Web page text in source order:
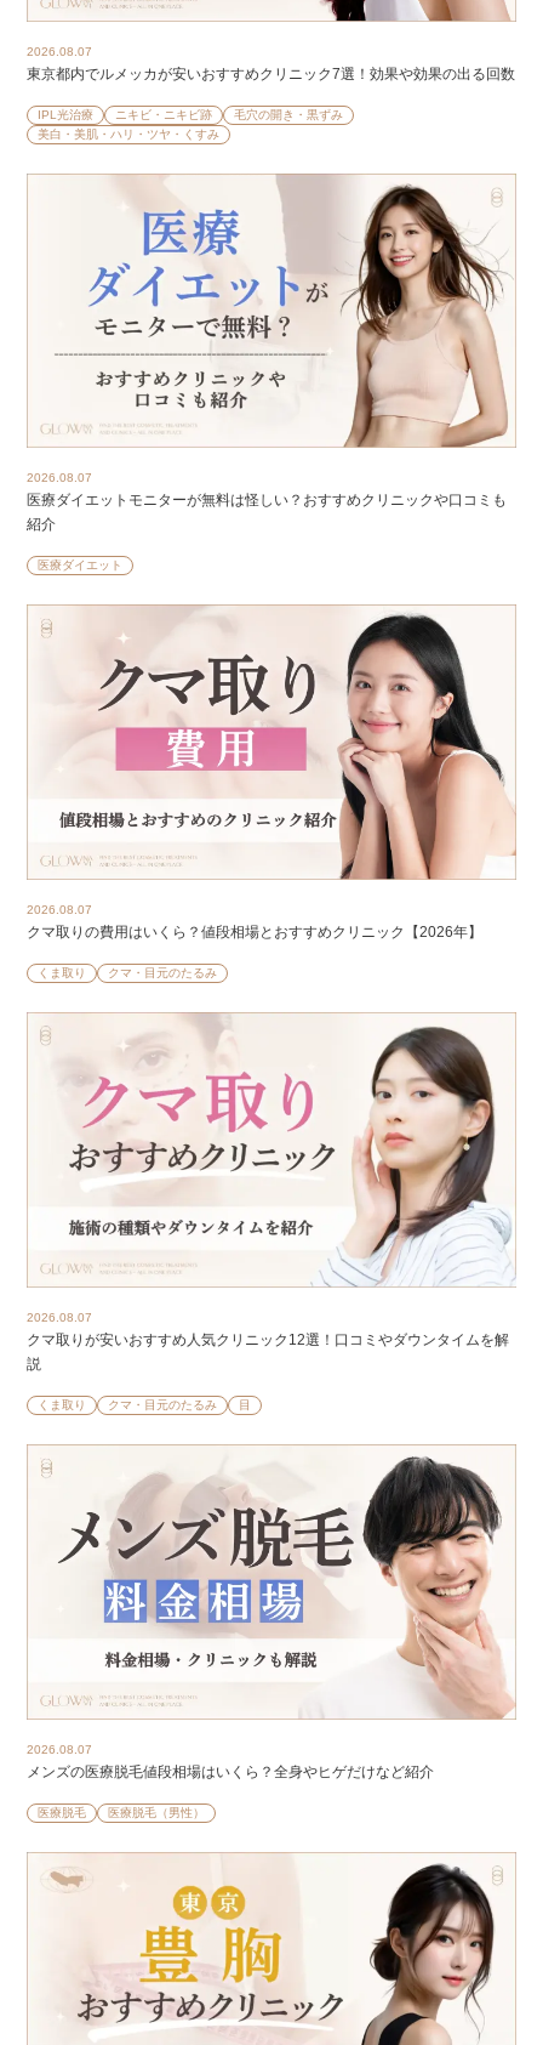
2026.08.07
東京都内でルメッカが安いおすすめクリニック7選！効果や効果の出る回数
IPL光治療 ニキビ・ニキビ跡
毛穴の開き・黒ずみ
美白・美肌・ハリ・ツヤ・くすみ
2026.08.07
医療ダイエットモニターが無料は怪しい？おすすめクリニックや口コミも
紹介
医療ダイエット
2026.08.07
クマ取りの費用はいくら？値段相場とおすすめクリニック【2026年】
くま取り クマ・目元のたるみ
2026.08.07
クマ取りが安いおすすめ人気クリニック12選！口コミやダウンタイムを解
説
くま取り クマ・目元のたるみ 目
2026.08.07
メンズの医療脱毛値段相場はいくら？全身やヒゲだけなど紹介
医療脱毛 医療脱毛（男性）